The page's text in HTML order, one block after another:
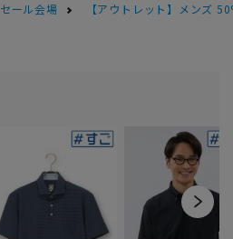
セール会場 【アウトレット】メンズ